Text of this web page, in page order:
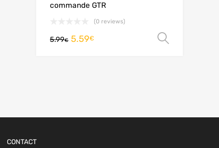
commande GTR
(0 reviews)
5.99€ 5.59€
CONTACT